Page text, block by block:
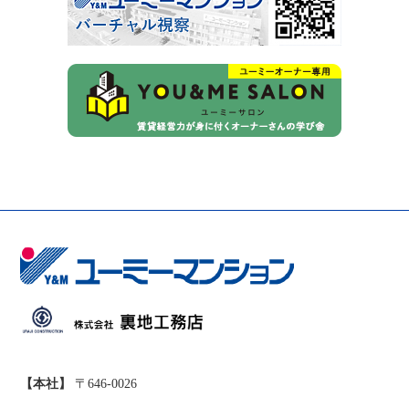
【本社】
〒646-0026